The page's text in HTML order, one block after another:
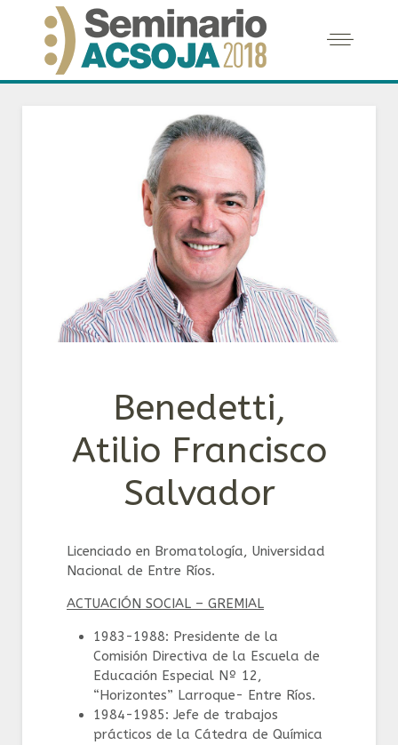
Benedetti,
Atilio Francisco
Salvador
Licenciado en Bromatología, Universidad
Nacional de Entre Ríos.
ACTUACIÓN SOCIAL – GREMIAL
1983-1988: Presidente de la
Comisión Directiva de la Escuela de
Educación Especial Nº 12,
“Horizontes” Larroque- Entre Ríos.
1984-1985: Jefe de trabajos
prácticos de la Cátedra de Química